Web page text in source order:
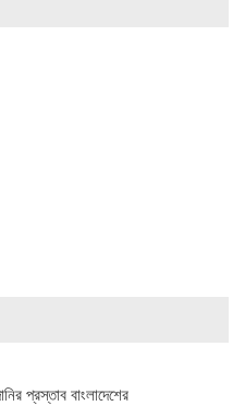
প্রস্তাব বাংলাদেশের